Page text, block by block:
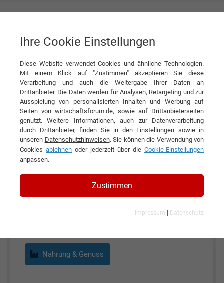
Pastiglie Leone s.r.l.
KONTAKT
Pastiglie Leone s.r.l.
Nahrung & Genuss
Ihre Cookie Einstellungen
Diese Website verwendet Cookies und ähnliche Technologien.
Mit einem Klick auf "Zustimmen" akzeptieren Sie diese
Verarbeitung und auch die Weitergabe Ihrer Daten an
Drittanbieter. Die Daten werden für Analysen, Retargeting und zur
Ausspielung von personalisierten Inhalten und Werbung auf
Seiten von wirtschaftsforum.de, sowie auf Drittanbieterseiten
genutzt. Weitere Informationen, auch zur Datenverarbeitung
durch Drittanbieter, finden Sie in den Einstellungen sowie in
unseren Datenschutzhinweisen. Sie können die Verwendung von
Cookies ablehnen oder jederzeit über die Cookie-Einstellungen
anpassen.
Zustimmen
Impressum | Datenschutz